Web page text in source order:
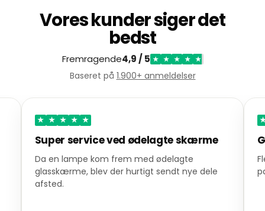
Vores kunder siger det
bedst
Fremragende4,9 / 5 ★ ★ ★ ★ ★
Baseret på 1.900+ anmeldelser
★ ★ ★ ★ ★
Super service ved ødelagte skærme
Da en lampe kom frem med ødelagte
glasskærme, blev der hurtigt sendt nye dele
afsted.